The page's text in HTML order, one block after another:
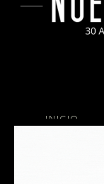
INICIO